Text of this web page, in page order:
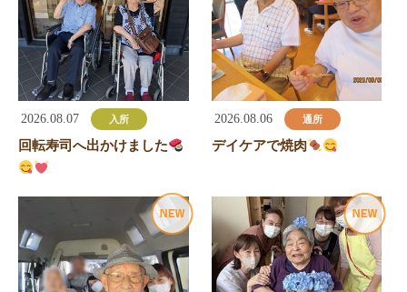
2026.08.07 入所
回転寿司へ出かけました
2026.08.06 通所
デイケアで焼肉
投
稿
ナ
ビ
ゲ
ー
シ